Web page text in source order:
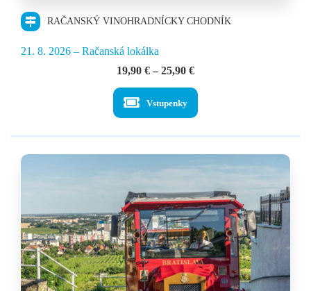
RAČANSKÝ VINOHRADNÍCKY CHODNÍK
21. 8. 2026 – Račanská lokálka
19,90 € – 25,90 €Price
19,90 €
25,90 €
Vstupenky